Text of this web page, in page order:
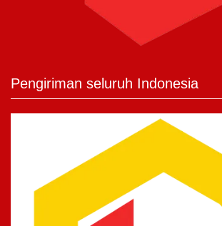
Pengiriman seluruh Indonesia